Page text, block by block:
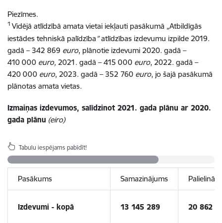
Piezīmes.
1 Vidējā atlīdzībā amata vietai iekļauti pasākumā „Atbildīgās
iestādes tehniskā palīdzība”atlīdzības izdevumu izpilde 2019.
gadā – 342 869 euro, plānotie izdevumi 2020. gadā –
410 000 euro, 2021. gadā – 415 000 euro, 2022. gadā –
420 000 euro, 2023. gadā – 352 760 euro, jo šajā pasākumā
plānotas amata vietas.
Izmaiņas izdevumos, salīdzinot 2021. gada plānu ar 2020.
gada plānu (eiro)
Tabulu iespējams pabīdīt!
Pasākums Samazinājums
Izdevumi - kopā 13 145 289 20 862